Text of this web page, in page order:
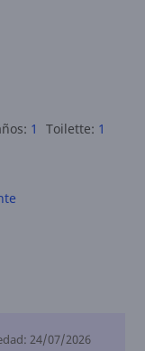
1 Toilette: 1
24/07/2026